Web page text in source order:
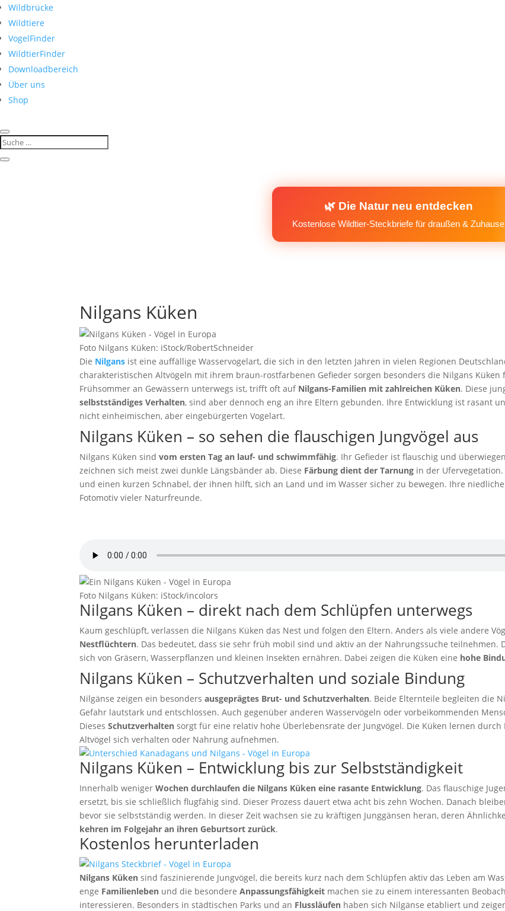
Wildbrücke
Wildtiere
VogelFinder
WildtierFinder
Downloadbereich
Über uns
Shop
🌿 Die Natur neu entdecken
Kostenlose Wildtier-Steckbriefe für draußen & Zuhause
Nilgans Küken
Foto Nilgans Küken: iStock/RobertSchneider
Die Nilgans ist eine auffällige Wasservogelart, die sich in den letzten Jahren in vielen Regionen
charakteristischen Altvögeln mit ihrem braun-rostfarbenen Gefieder sorgen besonders die Nilgans
Frühsommer an Gewässern unterwegs ist, trifft oft auf Nilgans-Familien mit zahlreichen Küken. Diese
selbstständiges Verhalten, sind aber dennoch eng an ihre Eltern gebunden. Ihre Entwicklung ist rasant
nicht einheimischen, aber eingebürgerten Vogelart.
Nilgans Küken – so sehen die flauschigen Jungvögel aus
Nilgans Küken sind vom ersten Tag an lauf- und schwimmfähig. Ihr Gefieder ist flauschig und
zeichnen sich meist zwei dunkle Längsbänder ab. Diese Färbung dient der Tarnung in der
und einen kurzen Schnabel, der ihnen hilft, sich an Land und im Wasser sicher zu bewegen. Ihre
Fotomotiv vieler Naturfreunde.
Foto Nilgans Küken: iStock/incolors
Nilgans Küken – direkt nach dem Schlüpfen unterwegs
Kaum geschlüpft, verlassen die Nilgans Küken das Nest und folgen den Eltern. Anders als viele andere
Nestflüchtern. Das bedeutet, dass sie sehr früh mobil sind und aktiv an der Nahrungssuche teilnehmen.
sich von Gräsern, Wasserpflanzen und kleinen Insekten ernähren. Dabei zeigen die Küken eine hohe
Nilgans Küken – Schutzverhalten und soziale Bindung
Nilgänse zeigen ein besonders ausgeprägtes Brut- und Schutzverhalten. Beide Elternteile begleiten die
Gefahr lautstark und entschlossen. Auch gegenüber anderen Wasservögeln oder vorbeikommenden
DiesesSchutzverhalten sorgt für eine relativ hohe Überlebensrate der Jungvögel. Die Küken lernen
Altvögel sich verhalten oder Nahrung aufnehmen.
Nilgans Küken – Entwicklung bis zur Selbstständigkeit
Innerhalb wenigerWochen durchlaufen die Nilgans Küken eine rasante Entwicklung. Das flauschige
ersetzt, bis sie schließlich flugfähig sind. Dieser Prozess dauert etwa acht bis zehn Wochen. Danach
bevor sie selbstständig werden. In dieser Zeit wachsen sie zu kräftigen Junggänsen heran, deren
kehren im Folgejahr an ihren Geburtsort zurück.
Kostenlos herunterladen
Nilgans Küken sind faszinierende Jungvögel, die bereits kurz nach dem Schlüpfen aktiv das Leben am
enge Familienleben und die besondereAnpassungsfähigkeit machen sie zu einem interessanten
interessieren. Besonders in städtischen Parks und an Flussläufen haben sich Nilgänse etabliert und